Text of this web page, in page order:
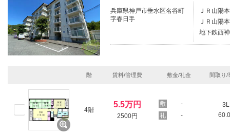
兵庫県神戸市垂水区名谷町
字春日手
ＪＲ山陽
ＪＲ山陽
地下鉄西
階 賃料/管理費 敷金/礼金 間取り/
4階
5.5万円
2500円
-
-